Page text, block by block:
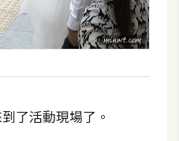
了活動現場了。